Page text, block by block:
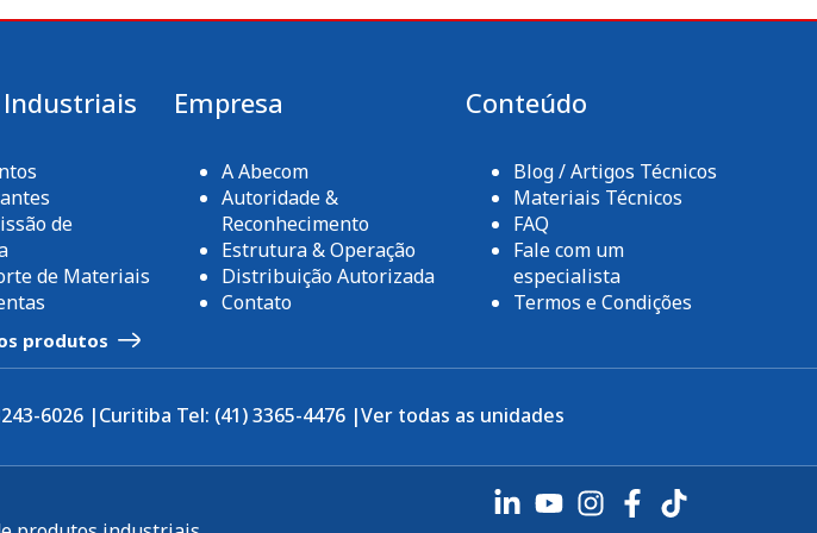
de
de Materiais
produtos
Empresa
A Abecom
Autoridade &
Reconhecimento
Estrutura & Operação
Distribuição Autorizada
Contato
Conteúdo
Blog / Artigos Técnicos
Materiais Técnicos
FAQ
Fale com um
especialista
Termos e Condições
6026 |Curitiba Tel: (41) 3365-4476 |Ver todas as unidades